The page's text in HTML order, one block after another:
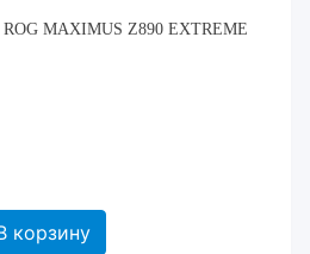
ROG MAXIMUS Z890 EXTREME
корзину